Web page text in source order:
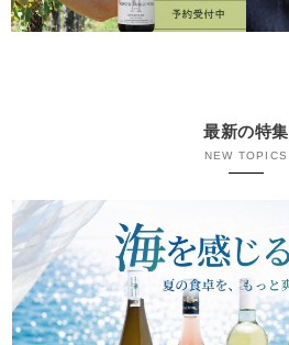
最新の特集
NEW TOPICS